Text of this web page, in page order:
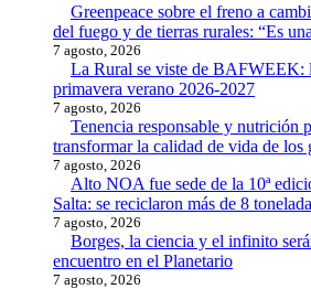
Greenpeace sobre el freno a
del fuego y de tierras rurales: “Es
7 agosto, 2026
La Rural se viste de BAFWEEK:
primavera verano 2026-2027
7 agosto, 2026
Tenencia responsable y nutrición
transformar la calidad de vida de los
7 agosto, 2026
Alto NOA fue sede de la 10ª
Salta: se reciclaron más de 8
7 agosto, 2026
Borges, la ciencia y el infinito
encuentro en el Planetario
7 agosto, 2026